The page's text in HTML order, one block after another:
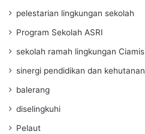
pelestarian lingkungan sekolah
Program Sekolah ASRI
sekolah ramah lingkungan Ciamis
sinergi pendidikan dan kehutanan
balerang
diselingkuhi
Pelaut